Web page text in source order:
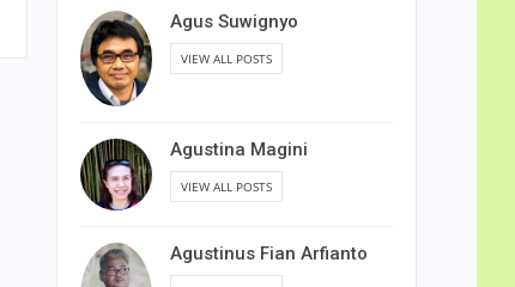
Agus Suwignyo
VIEW ALL POSTS
Agustina Magini
VIEW ALL POSTS
Agustinus Fian Arfianto